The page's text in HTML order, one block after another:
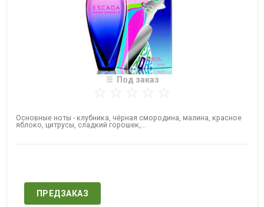
Под заказ
Основные ноты - клубника, чёрная смородина, малина, красное
яблоко, цитрусы, сладкий горошек,...
ПРЕДЗАКАЗ